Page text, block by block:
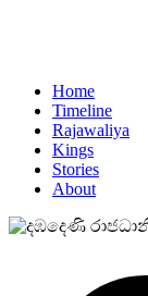
Home
Timeline
Rajawaliya
Kings
Stories
About